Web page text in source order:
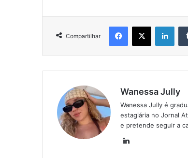
Compartilhar
Wanessa Jully
Wanessa Jully é
estagiária no Jornal
e pretende seguir a